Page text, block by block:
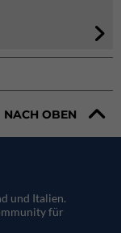
NACH OBEN
und Italien.
für